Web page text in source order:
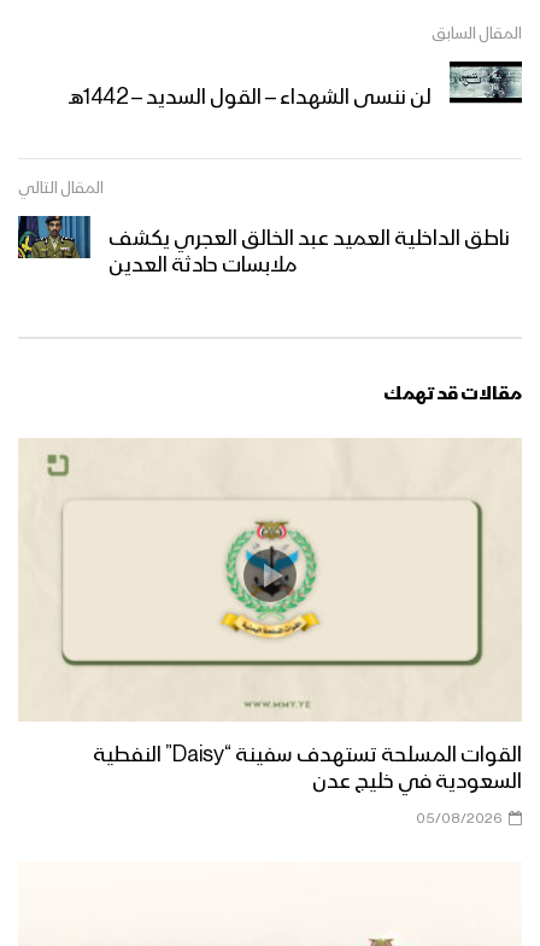
المقال السابق
لن ننسى الشهداء – القول السديد – 1442هـ
المقال التالي
ناطق الداخلية العميد عبد الخالق العجري يكشف
ملابسات حادثة العدين
مقالات قد تهمك
القوات المسلحة تستهدف سفينة “Daisy” النفطية
السعودية في خليج عدن
05/08/2026